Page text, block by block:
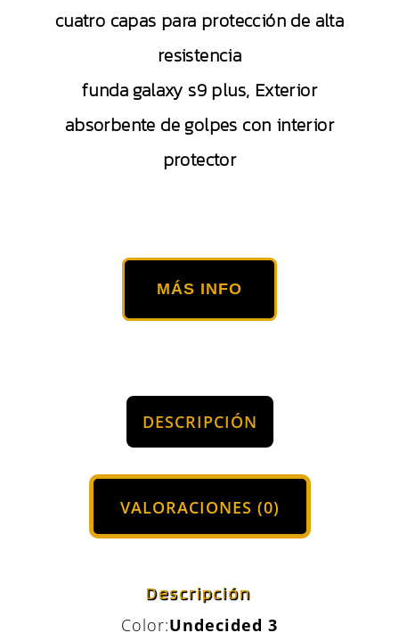
cuatro capas para protección de alta
resistencia
funda galaxy s9 plus, Exterior
absorbente de golpes con interior
protector
MÁS INFO
DESCRIPCIÓN
VALORACIONES (0)
Descripción
Color:Undecided 3